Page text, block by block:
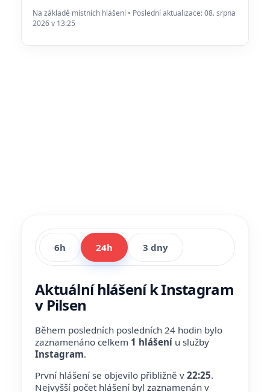
Na základě místních hlášení • Poslední aktualizace: 08. srpna
2026 v 13:25
6h 24h 3 dny
Aktuální hlášení k Instagram
v Pilsen
Během posledních posledních 24 hodin bylo
zaznamenáno celkem 1 hlášení u služby
Instagram.
První hlášení se objevilo přibližně v 22:25.
Nejvyšší počet hlášení byl zaznamenán v